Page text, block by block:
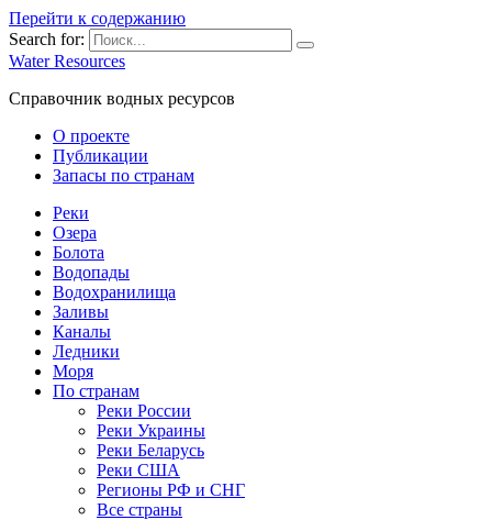
Перейти к содержанию
Search for:
Water Resources
Справочник водных ресурсов
О проекте
Публикации
Запасы по странам
Реки
Озера
Болота
Водопады
Водохранилища
Заливы
Каналы
Ледники
Моря
По странам
Реки России
Реки Украины
Реки Беларусь
Реки США
Регионы РФ и СНГ
Все страны